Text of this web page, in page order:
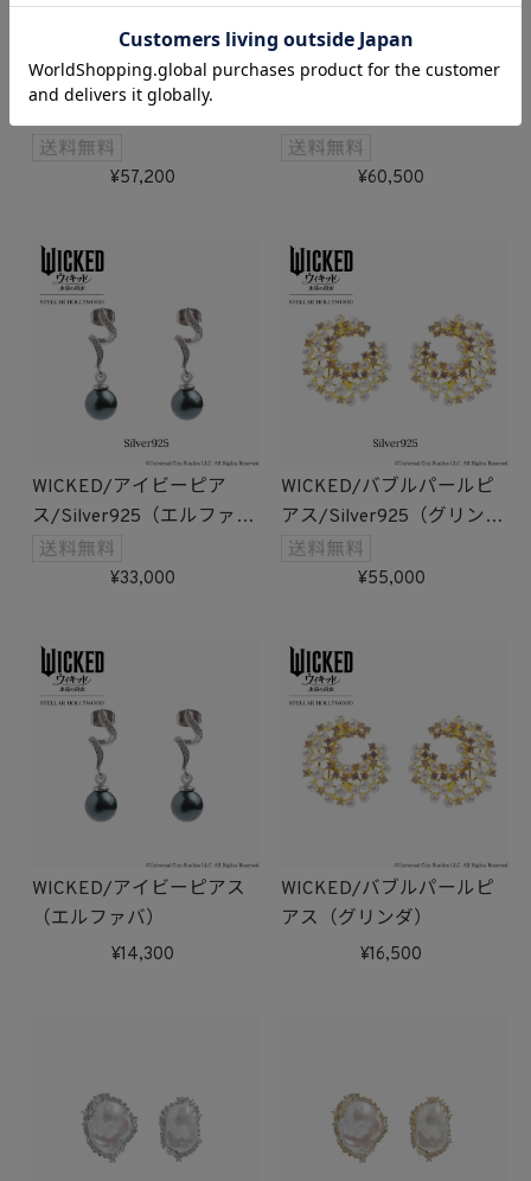
WICKED/Dream Pierce
57,200
WICKED/Dream Pierce
60,500
WICKED/アイビーピア
ス/Silver925（エルファ
バ）受注生産
33,000
WICKED/バブルパールピ
アス/Silver925（グリン
ダ）受注生産
55,000
WICKED/アイビーピアス
（エルファバ）
14,300
WICKED/バブルパールピ
アス（グリンダ）
16,500